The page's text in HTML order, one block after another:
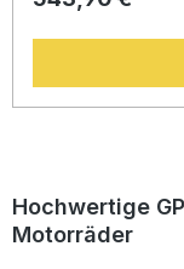
Leistung sowie
gegenüber der
sportlicheres
verbesserte Optik
erfolgt im Plug-&-
unkompliziert und
DIN-zertifiziert
Hochwertige
Motorräder